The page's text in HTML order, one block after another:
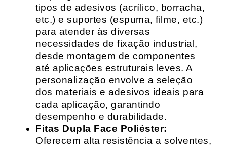
tipos de adesivos (acrílico, borracha,
etc.) e suportes (espuma, filme, etc.)
para atender às diversas
necessidades de fixação industrial,
desde montagem de componentes
até aplicações estruturais leves. A
personalização envolve a seleção
dos materiais e adesivos ideais para
cada aplicação, garantindo
desempenho e durabilidade.
Fitas Dupla Face Poliéster:
Oferecem alta resistência a solventes,